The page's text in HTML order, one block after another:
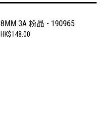
8MM 3A 粉晶 - 190965
HK$148.00